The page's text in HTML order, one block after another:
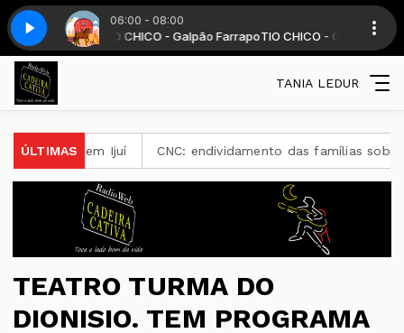
06:00 - 08:00
TIO CHICO - Galpão FarrapoTIO CHICO - Galpão Farrapo
7 Galpão farrapo - Parte 7
TANIA LEDUR
ÚLTIMAS
em Ijuí CNC: endividamento das famílias sobe para 82%,
TEATRO TURMA DO
DIONISIO. TEM PROGRAMA